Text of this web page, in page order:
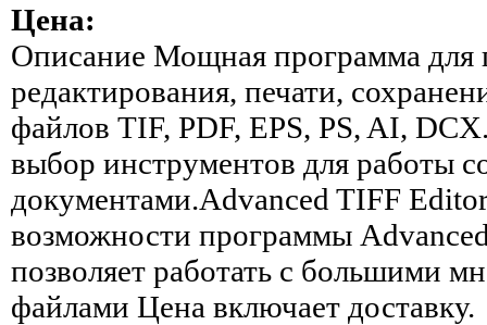
Цена:
Описание Мощная программа для
редактирования, печати,
файлов TIF, PDF, EPS, PS, AI,
выбор инструментов для работы
документами.Advanced TIFF
возможности программы
позволяет работать с большими
файлами Цена включает доставку.